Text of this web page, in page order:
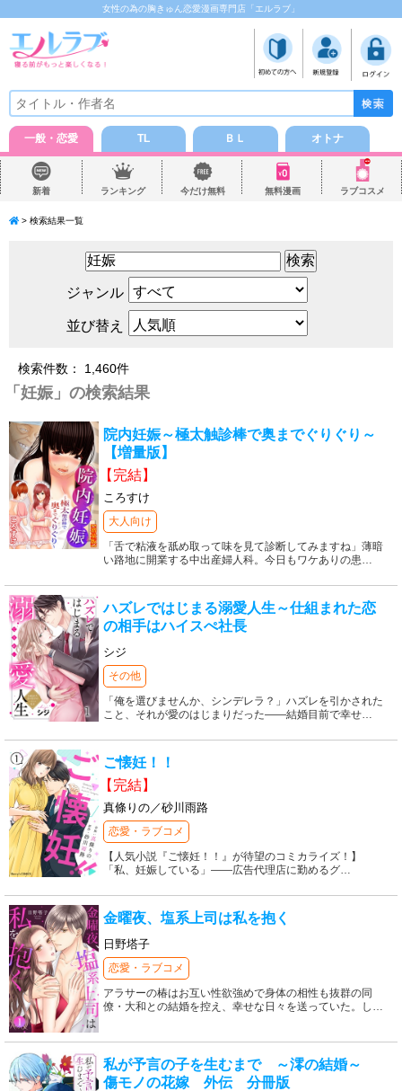
女性の為の胸きゅん恋愛漫画専門店「エルラブ」
一般・恋愛 TL ＢＬ オトナ
新着 ランキング 今だけ無料 無料漫画 ラブコスメ
> 検索結果一覧
ジャンル
並び替え
検索件数： 1,460件
「 妊娠」の検索結果
院内妊娠～極太触診棒で奥までぐりぐり～
【増量版】
【完結】
ころすけ
大人向け
「舌で粘液を舐め取って味を見て診断してみますね」薄暗
い路地に開業する中出産婦人科。今日もワケありの患…
ハズレではじまる溺愛人生～仕組まれた恋
の相手はハイスぺ社長
シジ
その他
「俺を選びませんか、シンデレラ？」ハズレを引かされた
こと、それが愛のはじまりだった――結婚目前で幸せ…
ご懐妊！！
【完結】
真條りの／砂川雨路
恋愛・ラブコメ
【人気小説『ご懐妊！！』が待望のコミカライズ！】
「私、妊娠している」――広告代理店に勤めるグ…
金曜夜、塩系上司は私を抱く
日野塔子
恋愛・ラブコメ
アラサーの椿はお互い性欲強めで身体の相性も抜群の同
僚・大和との結婚を控え、幸せな日々を送っていた。し …
私が予言の子を生むまで ～澪の結婚～
傷モノの花嫁 外伝 分冊版